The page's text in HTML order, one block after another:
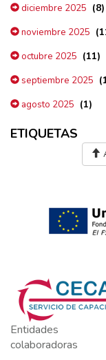
diciembre 2025 (8)
noviembre 2025
octubre 2025 (11)
septiembre 2025
agosto 2025 (1)
ETIQUETAS
Entidades
colaboradoras